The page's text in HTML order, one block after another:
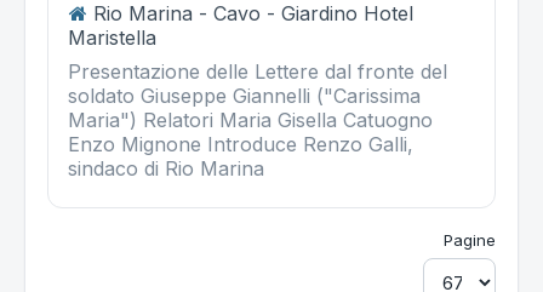
Rio Marina - Cavo - Giardino Hotel
Maristella
Presentazione delle Lettere dal fronte del
soldato Giuseppe Giannelli ("Carissima
Maria") Relatori Maria Gisella Catuogno
Enzo Mignone Introduce Renzo Galli,
sindaco di Rio Marina
Pagine